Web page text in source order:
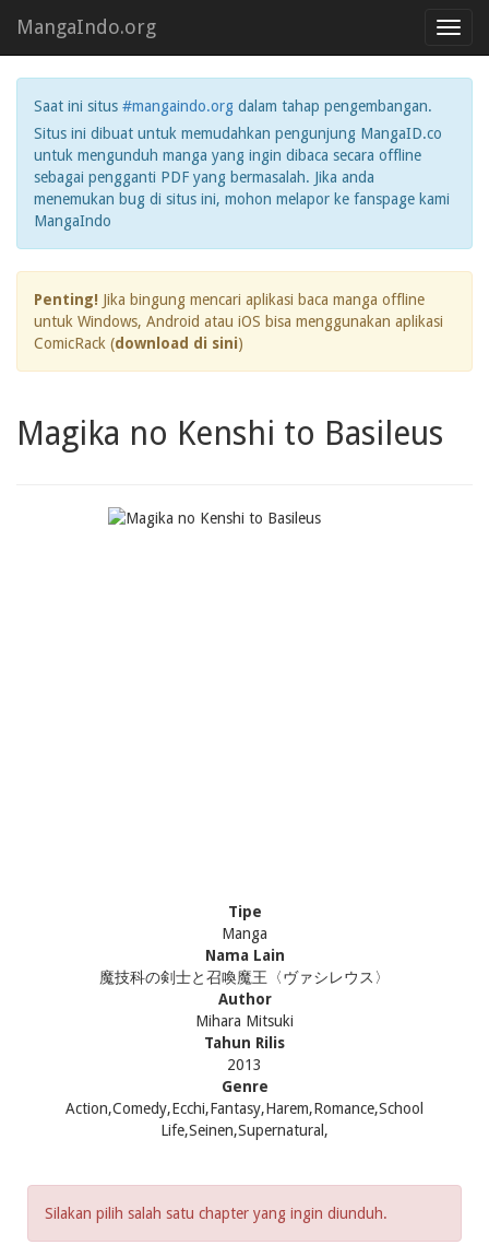
MangaIndo.org
Saat ini situs #mangaindo.org dalam tahap pengembangan.
Situs ini dibuat untuk memudahkan pengunjung MangaID.co
untuk mengunduh manga yang ingin dibaca secara offline
sebagai pengganti PDF yang bermasalah. Jika anda
menemukan bug di situs ini, mohon melapor ke fanspage kami
MangaIndo
Penting! Jika bingung mencari aplikasi baca manga offline
untuk Windows, Android atau iOS bisa menggunakan aplikasi
ComicRack (download di sini)
Magika no Kenshi to Basileus
Tipe
Manga
Nama Lain
魔技科の剣士と召喚魔王〈ヴァシレウス〉
Author
Mihara Mitsuki
Tahun Rilis
2013
Genre
Action,Comedy,Ecchi,Fantasy,Harem,Romance,School
Life,Seinen,Supernatural,
Silakan pilih salah satu chapter yang ingin diunduh.